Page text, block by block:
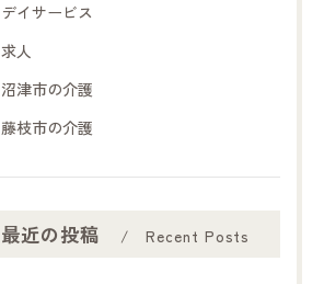
デイサービス
求人
沼津市の介護
藤枝市の介護
最近の投稿 Recent Posts